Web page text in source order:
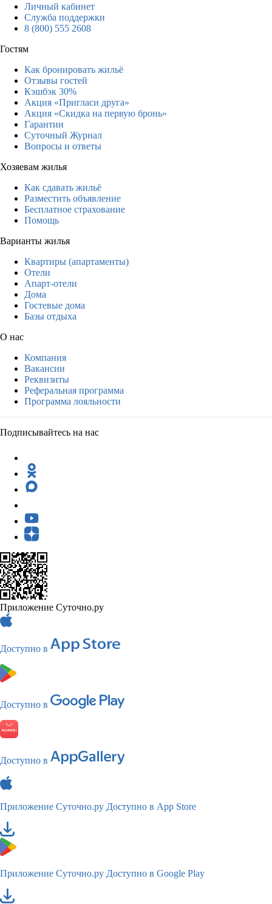
Личный кабинет
Служба поддержки
8 (800) 555 2608
Гостям
Как бронировать жильё
Отзывы гостей
Кэшбэк 30%
Акция «Пригласи друга»
Акция «Скидка на первую бронь»
Гарантии
Суточный Журнал
Вопросы и ответы
Хозяевам жилья
Как сдавать жильё
Разместить объявление
Бесплатное страхование
Помощь
Варианты жилья
Квартиры (апартаменты)
Отели
Апарт-отели
Дома
Гостевые дома
Базы отдыха
О нас
Компания
Вакансии
Реквизиты
Реферальная программа
Программа лояльности
Подписывайтесь на нас
Приложение Суточно.ру
Доступно в
Доступно в
Доступно в
Приложение Суточно.ру Доступно в App Store
Приложение Суточно.ру Доступно в Google Play